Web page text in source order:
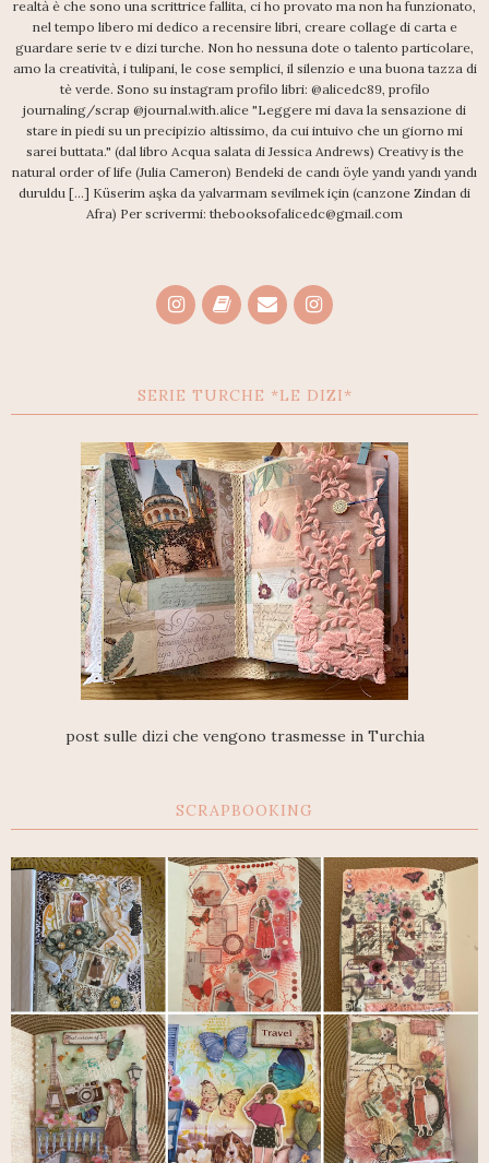
realtà è che sono una scrittrice fallita, ci ho provato ma non ha funzionato,
nel tempo libero mi dedico a recensire libri, creare collage di carta e
guardare serie tv e dizi turche. Non ho nessuna dote o talento particolare,
amo la creatività, i tulipani, le cose semplici, il silenzio e una buona tazza di
tè verde. Sono su instagram profilo libri: @alicedc89, profilo
journaling/scrap @journal.with.alice "Leggere mi dava la sensazione di
stare in piedi su un precipizio altissimo, da cui intuivo che un giorno mi
sarei buttata." (dal libro Acqua salata di Jessica Andrews) Creativy is the
natural order of life (Julia Cameron) Bendeki de candı öyle yandı yandı yandı
duruldu [...] Küserim aşka da yalvarmam sevilmek için (canzone Zindan di
Afra) Per scrivermi: thebooksofalicedc@gmail.com
SERIE TURCHE *LE DIZI*
post sulle dizi che vengono trasmesse in Turchia
SCRAPBOOKING